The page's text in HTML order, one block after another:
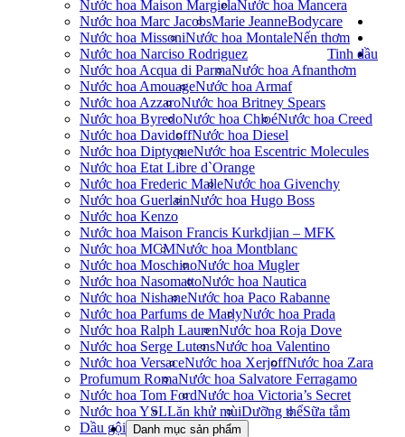
Nước hoa Maison MargielaNước hoa Mancera
Nước hoa Marc JacobsMarie Jeanne
Nước hoa MissoniNước hoa Montale
Nước hoa Narciso Rodriguez
Nước hoa Acqua di ParmaNước hoa Afnan
Nước hoa AmouageNước hoa Armaf
Nước hoa AzzaroNước hoa Britney Spears
Nước hoa ByredoNước hoa ChloéNước hoa Creed
Nước hoa DavidoffNước hoa Diesel
Nước hoa DiptyqueNước hoa Escentric Molecules
Nước hoa Etat Libre d`Orange
Nước hoa Frederic MalleNước hoa Givenchy
Nước hoa GuerlainNước hoa Hugo Boss
Nước hoa Kenzo
Nước hoa Maison Francis Kurkdjian – MFK
Nước hoa MCMNước hoa Montblanc
Nước hoa MoschinoNước hoa Mugler
Nước hoa NasomattoNước hoa Nautica
Nước hoa NishaneNước hoa Paco Rabanne
Nước hoa Parfums de MarlyNước hoa Prada
Nước hoa Ralph LaurenNước hoa Roja Dove
Nước hoa Serge LutensNước hoa Valentino
Nước hoa VersaceNước hoa XerjoffNước hoa Zara
Profumum RomaNước hoa Salvatore Ferragamo
Nước hoa Tom FordNước hoa Victoria’s Secret
Nước hoa YSL
Bodycare
Lăn khử mùiDưỡng thểSữa tắm
Dầu gội
Nến thơm
Tinh dầu
thơm
Danh mục sản phẩm